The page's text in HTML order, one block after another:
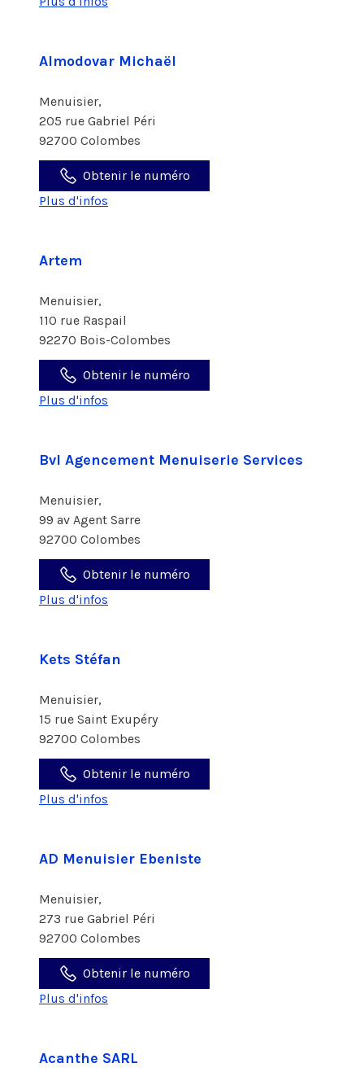
Almodovar Michaël
Menuisier,
205 rue Gabriel Péri
92700 Colombes
Obtenir le numéro
Plus d'infos
Artem
Menuisier,
110 rue Raspail
92270 Bois-Colombes
Obtenir le numéro
Plus d'infos
Bvl Agencement Menuiserie Services
Menuisier,
99 av Agent Sarre
92700 Colombes
Obtenir le numéro
Plus d'infos
Kets Stéfan
Menuisier,
15 rue Saint Exupéry
92700 Colombes
Obtenir le numéro
Plus d'infos
AD Menuisier Ebeniste
Menuisier,
273 rue Gabriel Péri
92700 Colombes
Obtenir le numéro
Plus d'infos
Acanthe SARL